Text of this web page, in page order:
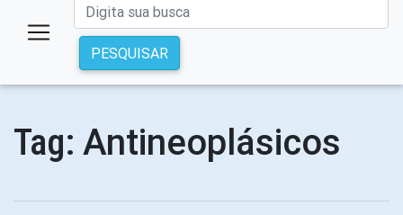
PESQUISAR
Tag: Antineoplásicos